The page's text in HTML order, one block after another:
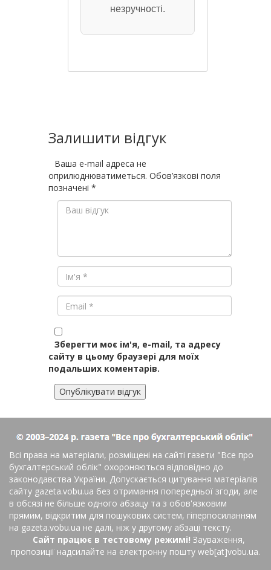
незручності.
Залишити відгук
Ваша e-mail адреса не
оприлюднюватиметься. Обов’язкові поля
позначені *
Зберегти моє ім'я, e-mail, та адресу
сайту в цьому браузері для моїх
подальших коментарів.
Всі права на матеріали, розміщені на сайті газети "Все про
бухгалтерський облік" охороняються відповідно до
законодавства України. Допускається цитування матеріалів
сайту gazeta.vobu.ua без отримання попередньої згоди, але
в обсязі не більше одного абзацу та з обов'язковим
прямим, відкритим для пошукових систем, гіперпосиланням
на gazeta.vobu.ua не далі, ніж у другому абзаці тексту.
Сайт працює в тестовому режимі! Зауваження,
пропозиції надсилайте на електронну пошту web[at]vobu.ua.